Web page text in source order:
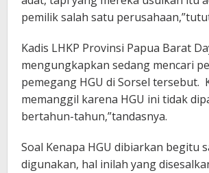
pemilik salah satu
Kadis LHKP Provinsi Papua Barat
mengungkapkan sedang mencari
pemegang HGU di Sorsel tersebut.
memanggil karena HGU ini tidak
bertahun-tahun,”tandasnya.
Soal Kenapa HGU dibiarkan begitu
digunakan, hal inilah yang